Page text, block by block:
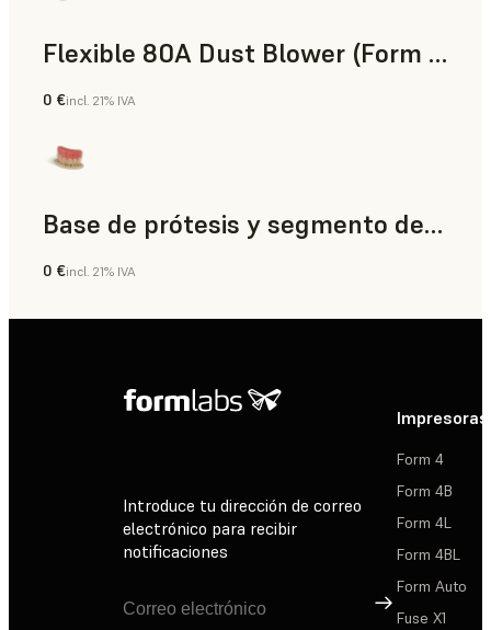
Flexible 80A Dust Blower (Form 4)
0 €incl. 21% IVA
Base de prótesis y segmento de diente
Odontología
0 €incl. 21% IVA
Introduce tu dirección de correo
electrónico para recibir
notificaciones
Suscribirse
Impresoras
Form 4
Form 4B
Form 4L
Form 4BL
Form Auto
Fuse X1